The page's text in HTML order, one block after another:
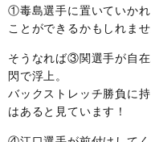
①毒島選手に置いていか
ことができるかもしれませ
そうなれば③関選手が自
閃で浮上。
バックストレッチ勝負に
はあると見ています！